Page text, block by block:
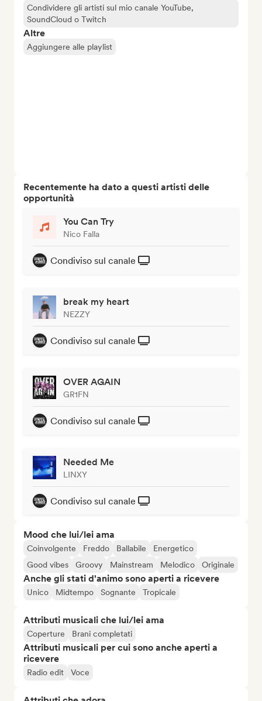
Condividere gli artisti sul mio canale YouTube,
SoundCloud o Twitch
Altre
Aggiungere alle playlist
Recentemente ha dato a questi artisti delle
opportunità
You Can Try
Nico Falla
Condiviso sul canale
break my heart
NEZZY
Condiviso sul canale
OVER AGAIN
GR1FN
Condiviso sul canale
Needed Me
LINXY
Condiviso sul canale
Mood che lui/lei ama
Coinvolgente Freddo Ballabile
Energetico
Good vibes
Groovy Mainstream Melodico Originale
Anche gli stati d'animo sono aperti a ricevere
Unico Midtempo Sognante Tropicale
Attributi musicali che lui/lei ama
Coperture Brani completati
Attributi musicali per cui sono anche aperti a
ricevere
Radio edit Voce